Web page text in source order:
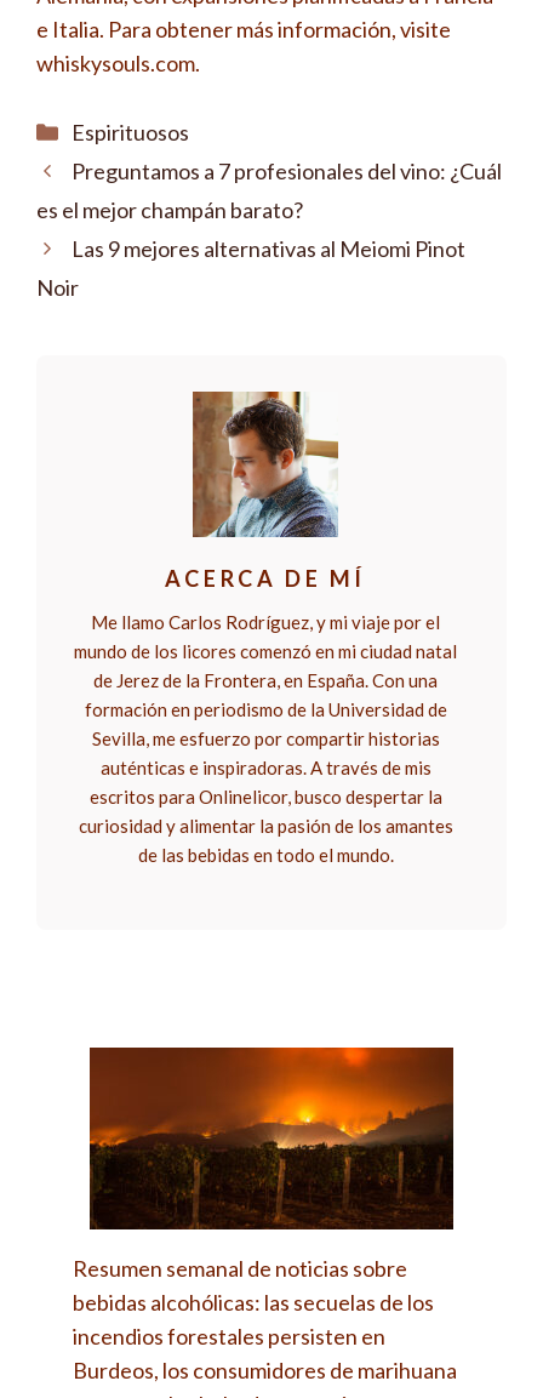
e Italia. Para obtener más información, visite
whiskysouls.com.
Categorías
Espirituosos
Preguntamos a 7 profesionales del vino: ¿Cuál
es el mejor champán barato?
Las 9 mejores alternativas al Meiomi Pinot
Noir
ACERCA DE MÍ
Me llamo Carlos Rodríguez, y mi viaje por el
mundo de los licores comenzó en mi ciudad natal
de Jerez de la Frontera, en España. Con una
formación en periodismo de la Universidad de
Sevilla, me esfuerzo por compartir historias
auténticas e inspiradoras. A través de mis
escritos para Onlinelicor, busco despertar la
curiosidad y alimentar la pasión de los amantes
de las bebidas en todo el mundo.
Resumen semanal de noticias sobre
bebidas alcohólicas: las secuelas de los
incendios forestales persisten en
Burdeos, los consumidores de marihuana